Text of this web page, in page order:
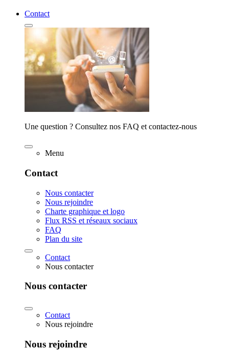
Contact
Une question ? Consultez nos FAQ et contactez-nous
Menu
Contact
Nous contacter
Nous rejoindre
Charte graphique et logo
Flux RSS et réseaux sociaux
FAQ
Plan du site
Contact
Nous contacter
Nous contacter
Contact
Nous rejoindre
Nous rejoindre